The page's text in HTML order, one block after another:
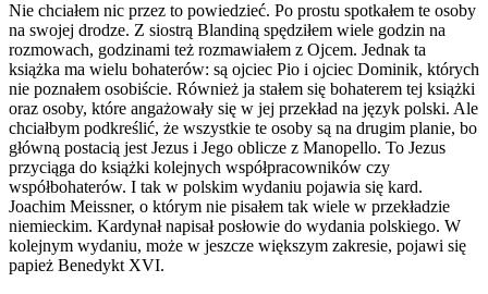
Nie chciałem nic przez to powiedzieć. Po prostu spotkałem te osoby
na swojej drodze. Z siostrą Blandiną spędziłem wiele godzin na
rozmowach, godzinami też rozmawiałem z Ojcem. Jednak ta
książka ma wielu bohaterów: są ojciec Pio i ojciec Dominik, których
nie poznałem osobiście. Również ja stałem się bohaterem tej książki
oraz osoby, które angażowały się w jej przekład na język polski. Ale
chciałbym podkreślić, że wszystkie te osoby są na drugim planie, bo
główną postacią jest Jezus i Jego oblicze z Manopello. To Jezus
przyciąga do książki kolejnych współpracowników czy
współbohaterów. I tak w polskim wydaniu pojawia się kard.
Joachim Meissner, o którym nie pisałem tak wiele w przekładzie
niemieckim. Kardynał napisał posłowie do wydania polskiego. W
kolejnym wydaniu, może w jeszcze większym zakresie, pojawi się
papież Benedykt XVI.